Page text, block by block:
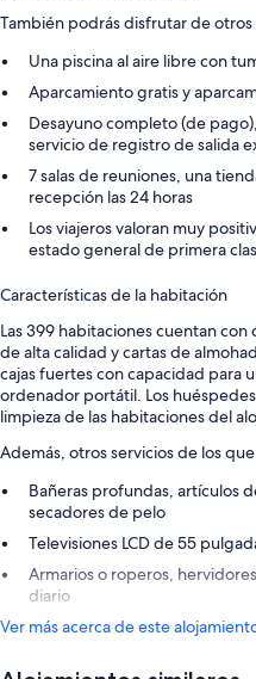
También podrás disfrutar de otros
Una piscina al aire libre con
Aparcamiento gratis y
Desayuno completo (de
servicio de registro de salida
7 salas de reuniones, una
recepción las 24 horas
Los viajeros valoran muy
estado general de primera
Características de la habitación
Las 399 habitaciones cuentan
de alta calidad y cartas de
cajas fuertes con capacidad para
ordenador portátil. Los
limpieza de las habitaciones del
Además, otros servicios de los
Bañeras profundas, artículos
secadores de pelo
Televisiones LCD de 55
Armarios o roperos,
diario
Ver más acerca de este